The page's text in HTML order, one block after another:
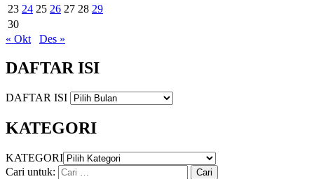
23 24 25 26 27 28 29
30
« Okt
Des »
DAFTAR ISI
DAFTAR ISI
KATEGORI
KATEGORI
Cari untuk: